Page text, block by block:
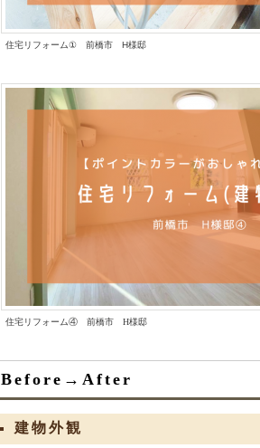
住宅リフォーム① 前橋市 H様邸
住宅リフォーム④ 前橋市 H様邸
Before→After
建物外観